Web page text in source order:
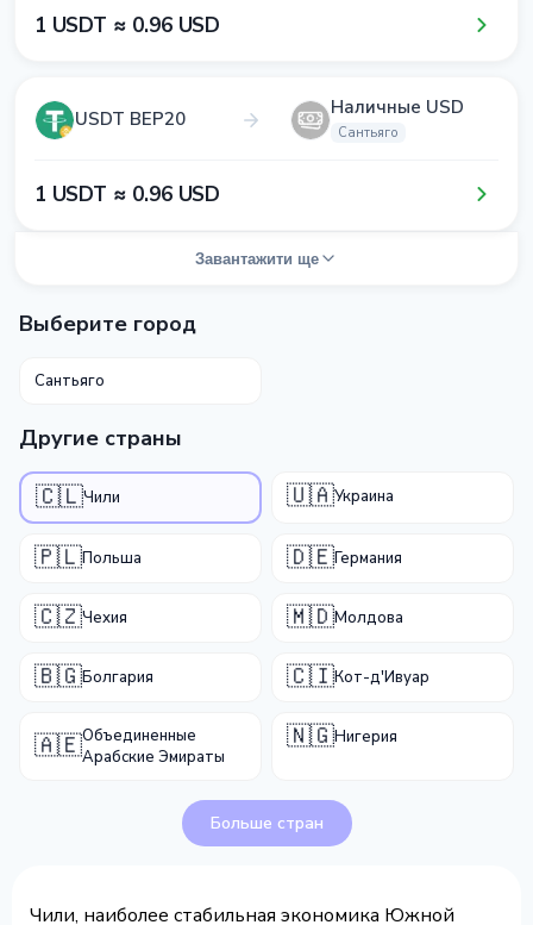
1​ USDT ≈ 0​.9​6​ USD
USDT BEP20 Наличные USD
Сантьяго
1​ USDT ≈ 0​.9​6​ USD
Завантажити ще
Выберите город
Сантьяго
Другие страны
🇨🇱Чили 🇺🇦Украина
🇵🇱Польша 🇩🇪Германия
🇨🇿Чехия 🇲🇩Молдова
🇧🇬Болгария 🇨🇮Кот-д'Ивуар
🇦🇪Объединенные
Арабские Эмираты
🇳🇬Нигерия
Больше стран
Чили, наиболее стабильная экономика Южной